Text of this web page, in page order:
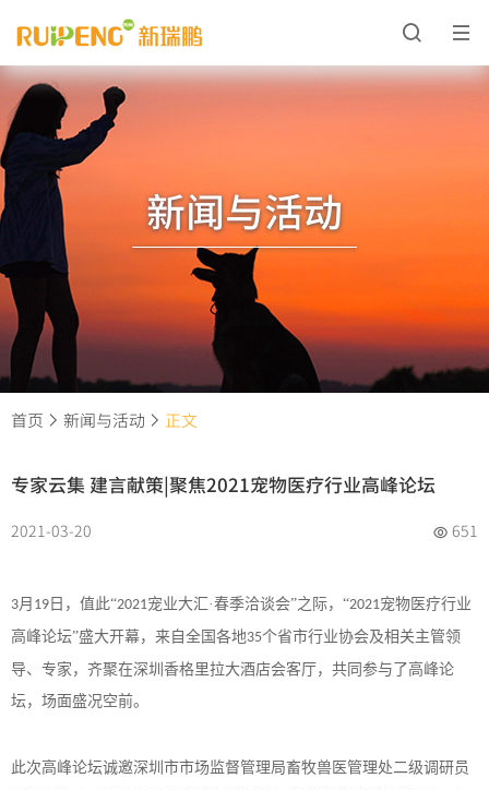
新闻与活动
首页 新闻与活动 正文
专家云集 建言献策|聚焦2021宠物医疗行业高峰论坛
2021-03-20 651
3月 19 日，值此“2021宠业大汇·春季洽谈会”之际，“2021宠物医疗行业
高峰论坛”盛大开幕，来自全国各地35个省市行业协会及相关主管领
导、专家，齐聚在深圳香格里拉大酒店会客厅，共同参与了高峰论
坛，场面盛况空前。
此次高峰论坛诚邀深圳市市场监督管理局畜牧兽医管理处二级调研员